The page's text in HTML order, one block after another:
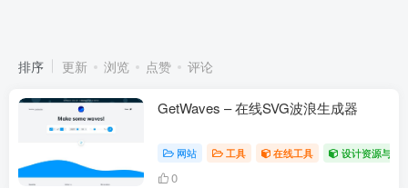
排序 更新 浏览 点赞 评论
GetWaves – 在线SVG波浪生成器
网站 工具 在线工具 设计资源与字
0